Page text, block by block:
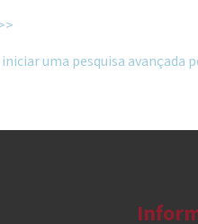
iniciar uma pesquisa avançada